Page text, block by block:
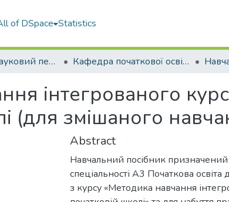
of DSpace Statistics
Навчально-науковий педагогічний інститут ім. В. О. Сухомлинського (ННПІ ім. В.О. Сухомлинського) Кафедра початкової освіти (ПО)
інтегрованого
(для змішаного
Abstract
Навчальний посібник
спеціальності А3 Початкова
з курсу «Методика навчання